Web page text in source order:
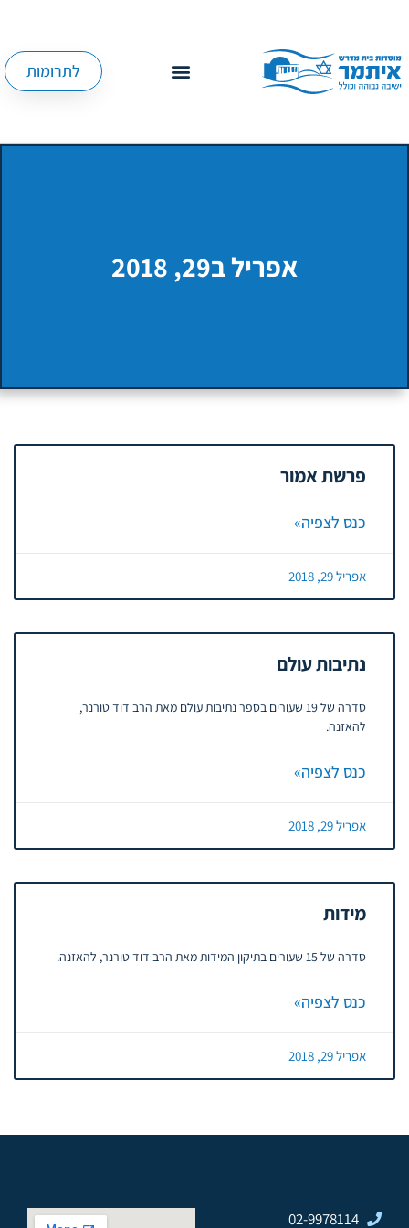
לתרומות
אפריל ב29, 2018
פרשת אמור
כנס לצפיה»
אפריל 29, 2018
נתיבות עולם
סדרה של 19 שעורים בספר נתיבות עולם מאת הרב דוד טורנר,
להאזנה.
כנס לצפיה»
אפריל 29, 2018
מידות
סדרה של 15 שעורים בתיקון המידות מאת הרב דוד טורנר, להאזנה.
כנס לצפיה»
אפריל 29, 2018
02-9978114